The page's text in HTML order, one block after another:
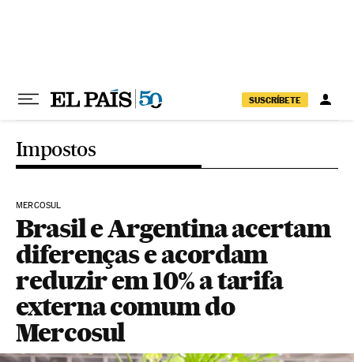
SUSCRÍBETE
Impostos
MERCOSUL
Brasil e Argentina acertam
diferenças e acordam
reduzir em 10% a tarifa
externa comum do
Mercosul